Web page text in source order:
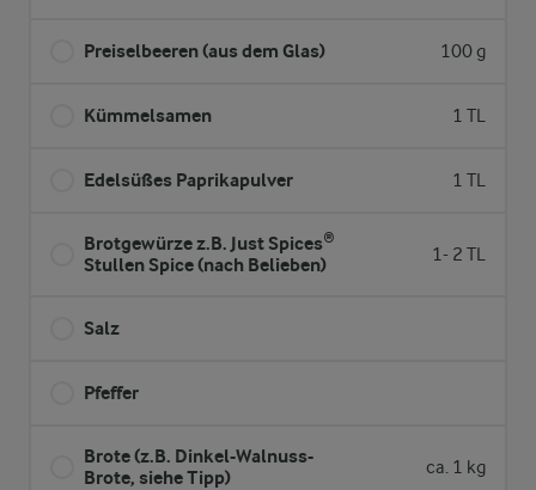
Preiselbeeren (aus dem Glas) 100 g
Kümmelsamen 1 TL
Edelsüßes Paprikapulver 1 TL
Brotgewürze z.B. Just Spices®
Stullen Spice (nach Belieben)
1- 2 TL
Salz
Pfeffer
Brote (z.B. Dinkel-Walnuss-
Brote, siehe Tipp)
ca. 1 kg